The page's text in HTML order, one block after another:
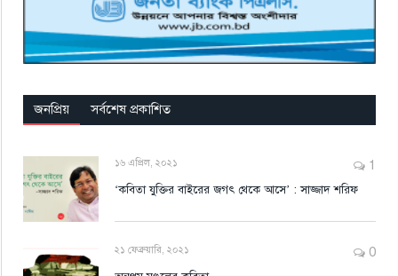
জনপ্রিয় সর্বশেষ প্রকাশিত
১৬ এপ্রিল, ২০২১ 1
‘কবিতা যুক্তির বাইরের জগৎ থেকে আসে’ : সাজ্জাদ শরিফ
২১ ফেব্রুয়ারি, ২০২১ 0